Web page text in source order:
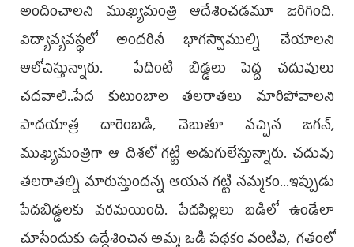
అందించాలని ముఖ్యమంత్రి ఆదేశించడమూ జరిగింది.
విద్యావ్యవస్థలో అందరినీ భాగస్వాముల్ని చేయాలని
ఆలోచిస్తున్నారు. పేదింటి బిడ్డలు పెద్ద చదువులు
చదవాలి..పేద కుటుంబాల తలరాతలు మారిపోవాలని
పాదయాత్ర దారెంబడి, చెబుతూ వచ్చిన జగన్,
ముఖ్యమంత్రిగా ఆ దిశలో గట్టి అడుగులేస్తున్నారు. చదువు
తలరాతల్ని మారుస్తుందన్న ఆయన గట్టి నమ్మకం...ఇప్పుడు
పేదబిడ్డలకు వరమయింది. పేదపిల్లలు బడిలో ఉండేలా
చూసేందుకు ఉద్దేశించిన అమ్మ ఒడి పథకం వంటివి, గతంలో